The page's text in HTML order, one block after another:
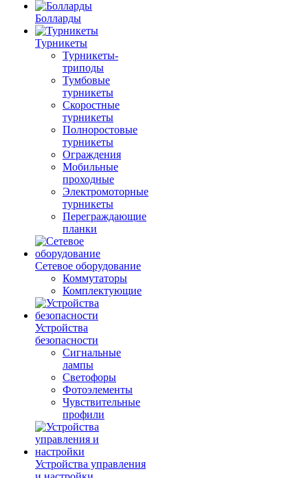
Болларды
Турникеты
Турникеты-
триподы
Тумбовые
турникеты
Скоростные
турникеты
Полноростовые
турникеты
Ограждения
Мобильные
проходные
Электромоторные
турникеты
Переграждающие
планки
Сетевое оборудование
Коммутаторы
Комплектующие
Устройства
безопасности
Сигнальные
лампы
Светофоры
Фотоэлементы
Чувствительные
профили
Устройства управления